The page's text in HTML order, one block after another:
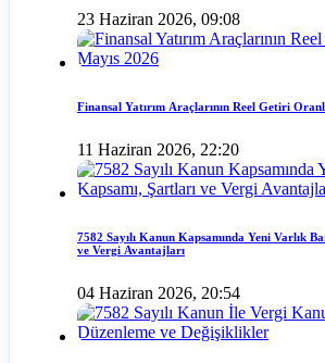
23 Haziran 2026, 09:08
Finansal Yatırım Araçlarının Reel Getiri
11 Haziran 2026, 22:20
7582 Sayılı Kanun Kapsamında Yeni Varlık
ve Vergi Avantajları
04 Haziran 2026, 20:54